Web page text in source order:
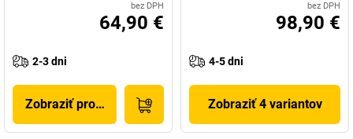
bez DPH
64,90 €
2-3 dni
Zobraziť produkt
bez DPH
98,90 €
4-5 dni
Zobraziť 4 variantov